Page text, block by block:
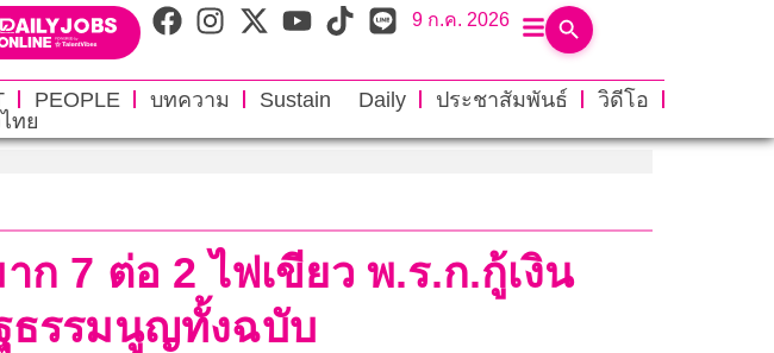
9 ก.ค. 2026
PEOPLE บทความ Sustain Daily ประชาสัมพันธ์
วิดีโอ
ทย
7 ต่อ 2 ไฟเขียว พ.ร.ก.กู้เงิน
ธรรมนูญทั้งฉบับ